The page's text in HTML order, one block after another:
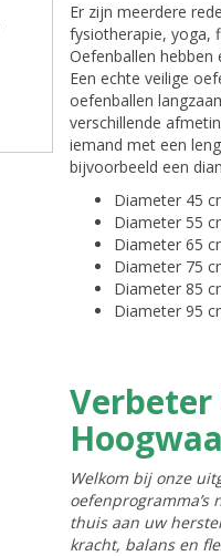
Er zijn meerdere
fysiotherapie, yoga,
Oefenballen
Een echte veilige
oefenballen
verschillende
iemand met een
bijvoorbeeld een
Diameter 45
Diameter 55
Diameter 65
Diameter 75
Diameter 85
Diameter 95
Welkom bij onze
thuis aan uw
kracht, balans en